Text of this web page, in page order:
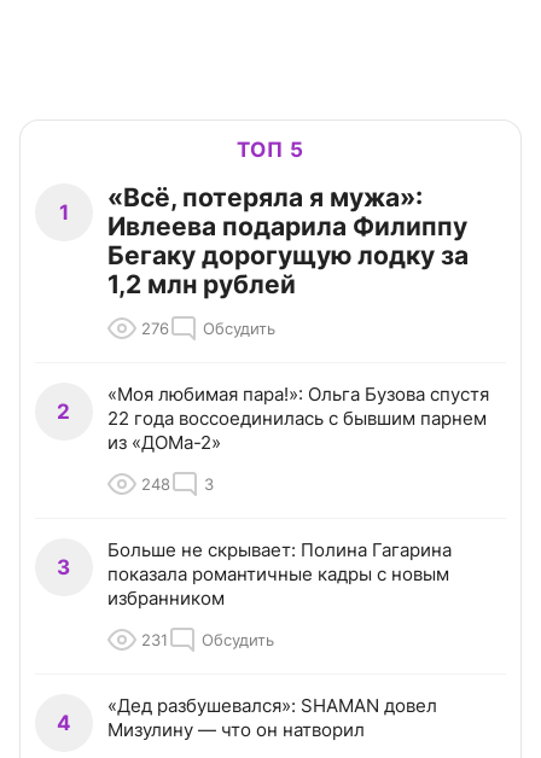
ТОП 5
1
«Всё, потеряла я мужа»:
Ивлеева подарила Филиппу
Бегаку дорогущую лодку за
1,2 млн рублей
276 Обсудить
2
«Моя любимая пара!»: Ольга Бузова спустя
22 года воссоединилась с бывшим парнем
из «ДОМа-2»
248 3
3
Больше не скрывает: Полина Гагарина
показала романтичные кадры с новым
избранником
231 Обсудить
4
«Дед разбушевался»: SHAMAN довел
Мизулину — что он натворил